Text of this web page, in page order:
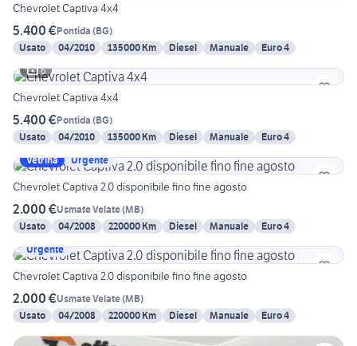
Chevrolet Captiva 4x4
5.400 €Pontida (BG)
Usato
04/2010 135000 Km Diesel Manuale
Euro 4
6
Chevrolet Captiva 4x4
5.400 €Pontida (BG)
Usato
04/2010 135000 Km Diesel Manuale
Euro 4
Vetrina
Urgente
Chevrolet Captiva 2.0 disponibile fino fine agosto
2.000 €Usmate Velate(MB)
Usato
04/2008 220000 Km Diesel Manuale
Euro 4
Urgente
Chevrolet Captiva 2.0 disponibile fino fine agosto
2.000 €Usmate Velate(MB)
Usato
04/2008 220000 Km Diesel Manuale Euro 4